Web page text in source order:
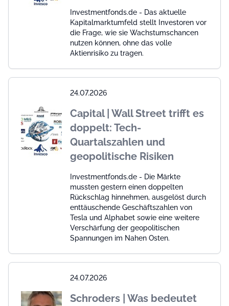
Investmentfonds.de - Das aktuelle
Kapitalmarktumfeld stellt Investoren vor
die Frage, wie sie Wachstumschancen
nutzen können, ohne das volle
Aktienrisiko zu tragen.
24.07.2026
Capital | Wall Street trifft es
doppelt: Tech-
Quartalszahlen und
geopolitische Risiken
Investmentfonds.de - Die Märkte
mussten gestern einen doppelten
Rückschlag hinnehmen, ausgelöst durch
enttäuschende Geschäftszahlen von
Tesla und Alphabet sowie eine weitere
Verschärfung der geopolitischen
Spannungen im Nahen Osten.
24.07.2026
Schroders | Was bedeutet